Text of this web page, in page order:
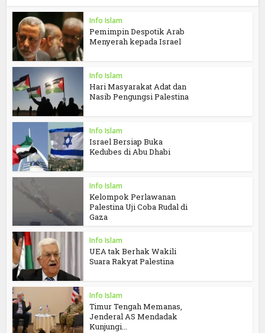
Info Islam
Pemimpin Despotik Arab
Menyerah kepada Israel
Info Islam
Hari Masyarakat Adat dan
Nasib Pengungsi Palestina
Info Islam
Israel Bersiap Buka
Kedubes di Abu Dhabi
Info Islam
Kelompok Perlawanan
Palestina Uji Coba Rudal di
Gaza
Info Islam
UEA tak Berhak Wakili
Suara Rakyat Palestina
Info Islam
Timur Tengah Memanas,
Jenderal AS Mendadak
Kunjungi...